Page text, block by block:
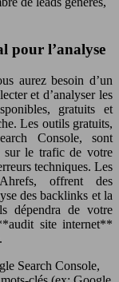
pour l’analyse
aurez besoin d’un
et d’analyser les
gratuits et
Les outils gratuits,
Console, sont
sur le trafic de votre
techniques. Les
offrent des
des backlinks et la
dépendra de votre
site internet**
Search Console,